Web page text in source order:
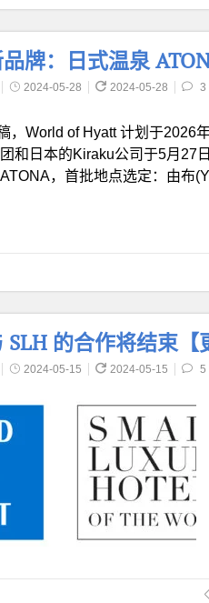
牌：日式温泉
2024-05-28 2024-05-28 3
，World of Hyatt 计划于2026
和日本的Kiraku公司于5月27
，首批地点选定：由布
的合作将结束【
2024-05-15 2024-05-15 5